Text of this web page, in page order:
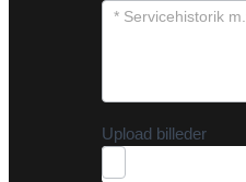
Upload billeder